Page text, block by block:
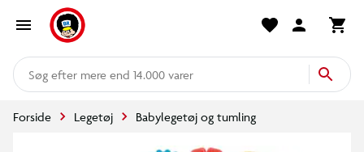
mere end 14.000 varer
Forside Legetøj Babylegetøj og tumling